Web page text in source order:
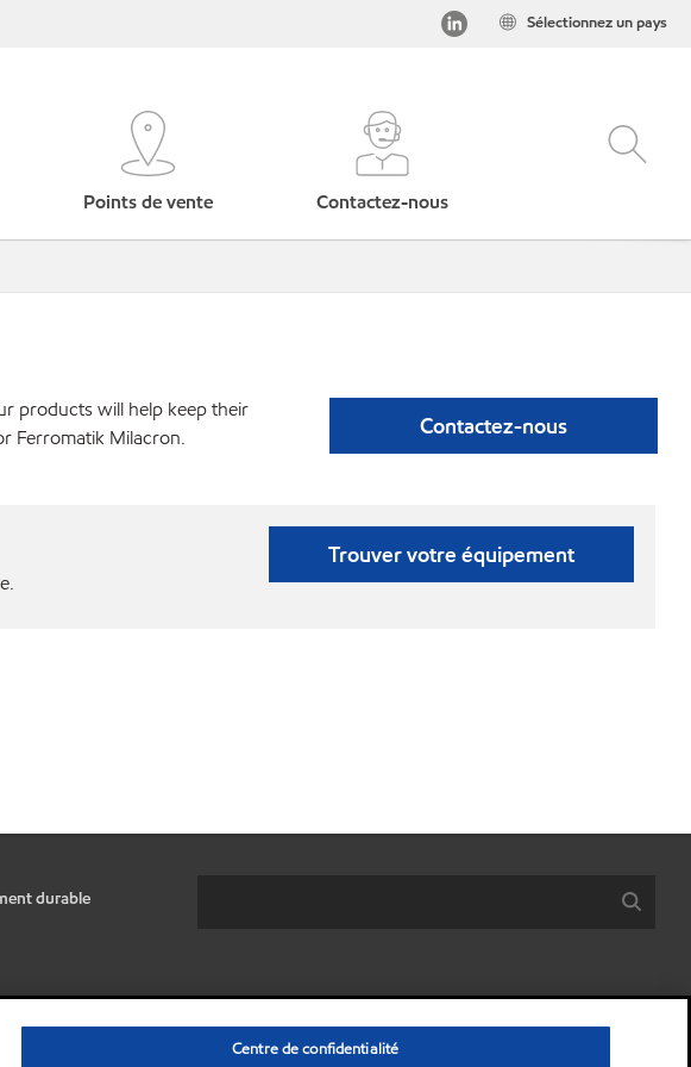
Sélectionnez un pays
Points de vente Contactez-nous
products will help keep their
Ferromatik Milacron.
Contactez-nous
Trouver votre équipement
durable
Centre de confidentialité